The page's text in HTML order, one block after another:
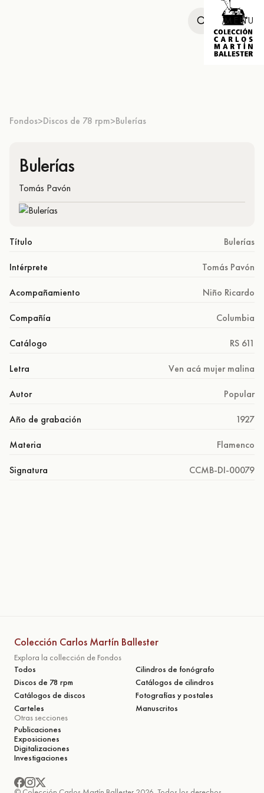
MENU
Fondos>Discos de 78 rpm>Bulerías
Bulerías
Tomás Pavón
Título Bulerías
Intérprete Tomás Pavón
Acompañamiento Niño Ricardo
Compañía Columbia
Catálogo RS 611
Letra Ven acá mujer malina
Autor Popular
Año de grabación 1927
Materia Flamenco
Signatura CCMB-DI-00079
Colección Carlos Martín Ballester
Explora la collección de Fondos
Todos
Cilindros de fonógrafo
Discos de 78 rpm
Catálogos de cilindros
Catálogos de discos
Fotografías y postales
Carteles
Manuscritos
Otras secciones
Publicaciones
Exposiciones
Digitalizaciones
Investigaciones